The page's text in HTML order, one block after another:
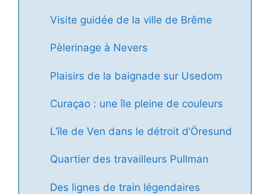
Visite guidée de la ville de Brême
Pèlerinage à Nevers
Plaisirs de la baignade sur Usedom
Curaçao : une île pleine de couleurs
L’île de Ven dans le détroit d’Öresund
Quartier des travailleurs Pullman
Des lignes de train légendaires